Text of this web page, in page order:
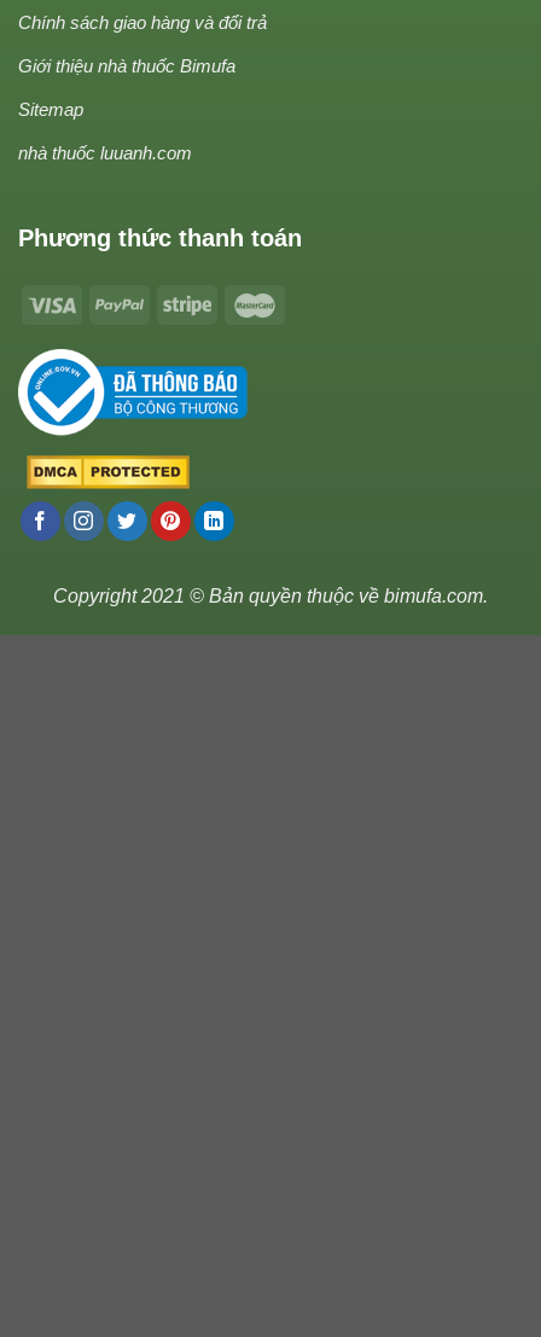
Chính sách giao hàng và đổi trả
Giới thiệu nhà thuốc Bimufa
Sitemap
nhà thuốc luuanh.com
Phương thức thanh toán
Copyright 2021 © Bản quyền thuộc về bimufa.com.